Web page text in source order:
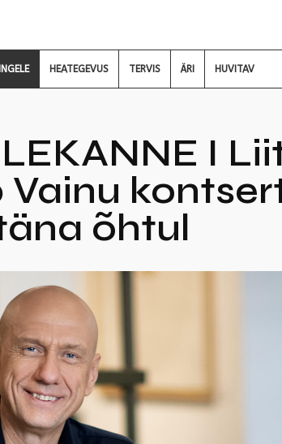
HEATEGEVUS TERVIS ÄRI HUVITAV
I
Vainu
õhtul